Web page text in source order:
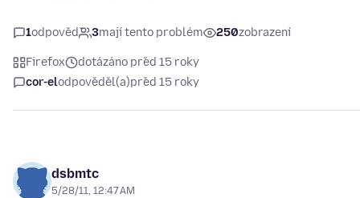
1odpověď 3mají tento problém 250zobrazení
Firefox
dotázáno před 15 roky
cor-elodpověděl(a)před 15 roky
dsbmtc
5/28/11, 12:47 AM